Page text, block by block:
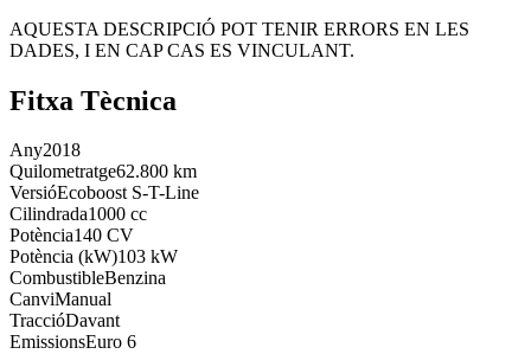
AQUESTA DESCRIPCIÓ POT TENIR ERRORS EN LES
DADES, I EN CAP CAS ES VINCULANT.
Fitxa Tècnica
Any2018
Quilometratge62.800 km
VersióEcoboost S-T-Line
Cilindrada1000 cc
Potència140 CV
Potència (kW)103 kW
CombustibleBenzina
CanviManual
TraccióDavant
EmissionsEuro 6